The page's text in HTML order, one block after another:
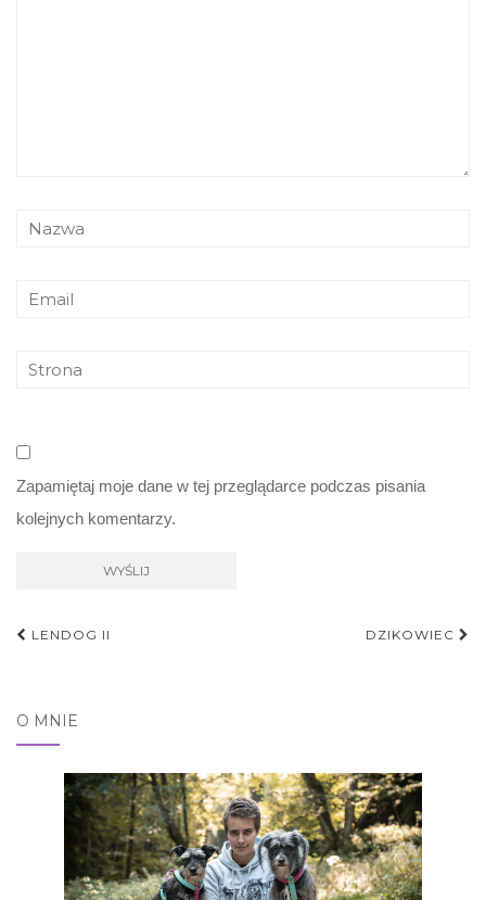
Zapamiętaj moje dane w tej przeglądarce podczas pisania
kolejnych komentarzy.
Nawigacja
LENDOG II DZIKOWIEC
O MNIE